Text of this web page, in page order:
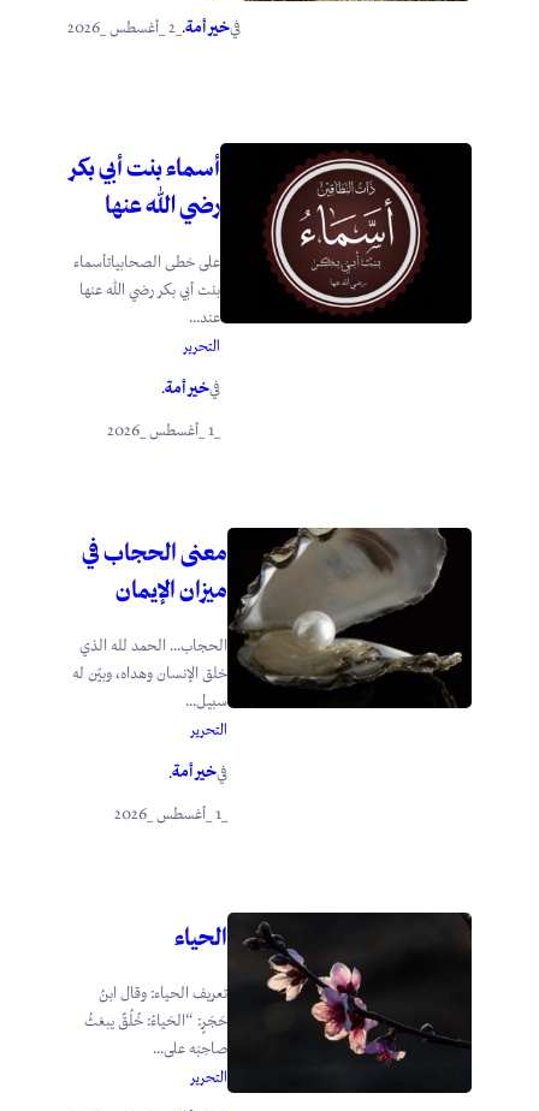
فيخير أمة.
أسماء بنت أبي بكر
رضي الله عنها
على خطى الصحابياتأسماء
بنت أبي بكر رضي الله عنها
عند...
التحرير
فيخير أمة.
معنى الحجاب في
ميزان الإيمان
الحجاب… الحمد لله الذي
خلق الإنسان وهداه، وبيّن له
سبيل...
التحرير
فيخير أمة.
_1 _أغسطس _2026
الحياء
تعريف الحياء: وقال ابنُ
حَجَرٍ: “الحَياءُ: خُلُقٌ يبعَثُ
صاحِبَه على...
التحرير